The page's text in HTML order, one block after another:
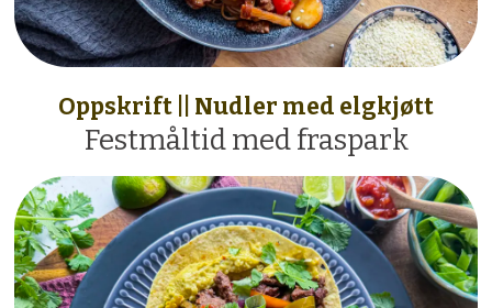
Oppskrift || Nudler med elgkjøtt
Festmåltid med fraspark